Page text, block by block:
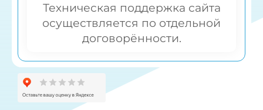
Техническая поддержка сайта
осуществляется по отдельной
договорённости.